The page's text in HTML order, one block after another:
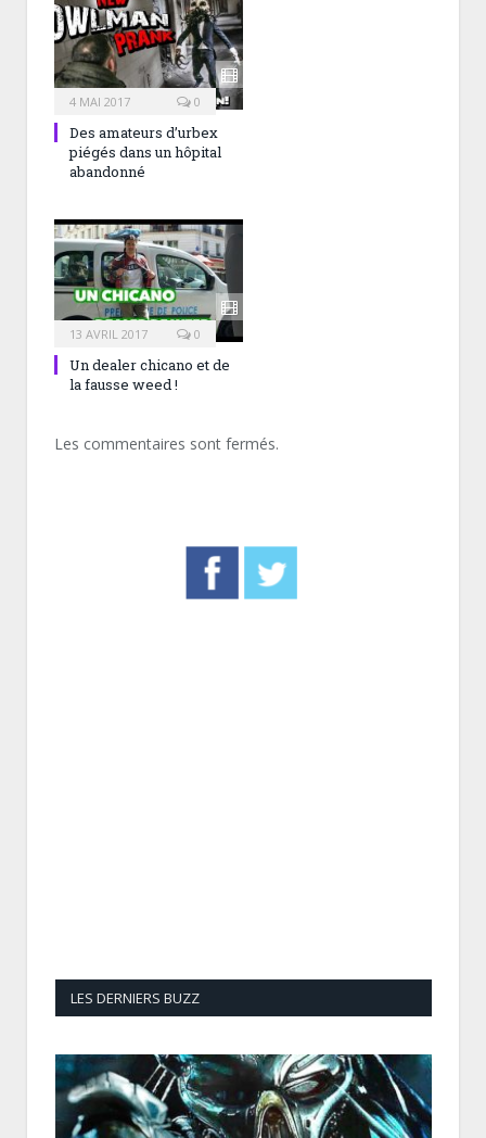
4 MAI 2017 0
Des amateurs d’urbex
piégés dans un hôpital
abandonné
13 AVRIL 2017 0
Un dealer chicano et de
la fausse weed !
Les commentaires sont fermés.
LES DERNIERS BUZZ